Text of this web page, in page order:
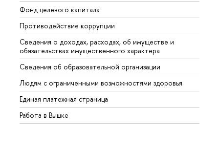
Фонд целевого капитала
Противодействие коррупции
Сведения о доходах, расходах, об имуществе и
обязательствах имущественного характера
Сведения об образовательной организации
Людям с ограниченными возможностями здоровья
Единая платежная страница
Работа в Вышке